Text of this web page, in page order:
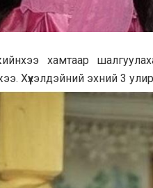
хамтаар
Хүүхэлдэйний эхний 3